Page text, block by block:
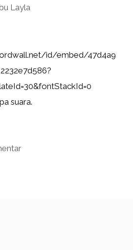
Layla
id/embed/47d4a9
suara.